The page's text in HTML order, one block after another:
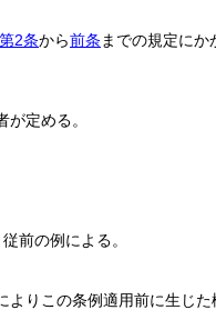
第2条から前条 までの規定に
定める。
前の例による。
りこの条例適用前に生じ